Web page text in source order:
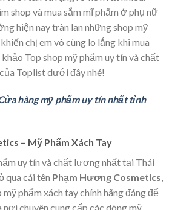
shop và mua sắm mĩ phẩm ở phụ nữ
hiện nay tràn lan những shop mỹ
chị em vô cùng lo lắng khi mua
Top shop mỹ phẩm uy tín và chất
Toplist dưới đây nhé!
hàng mỹ phẩm uy tín nhất tỉnh
– Mỹ Phẩm Xách Tay
uy tín và chất lượng nhất tại Thái
qua cái tên Phạm Hương Cosmetics,
phẩm xách tay chính hãng đáng để
chuyên cung cấp các dòng mỹ